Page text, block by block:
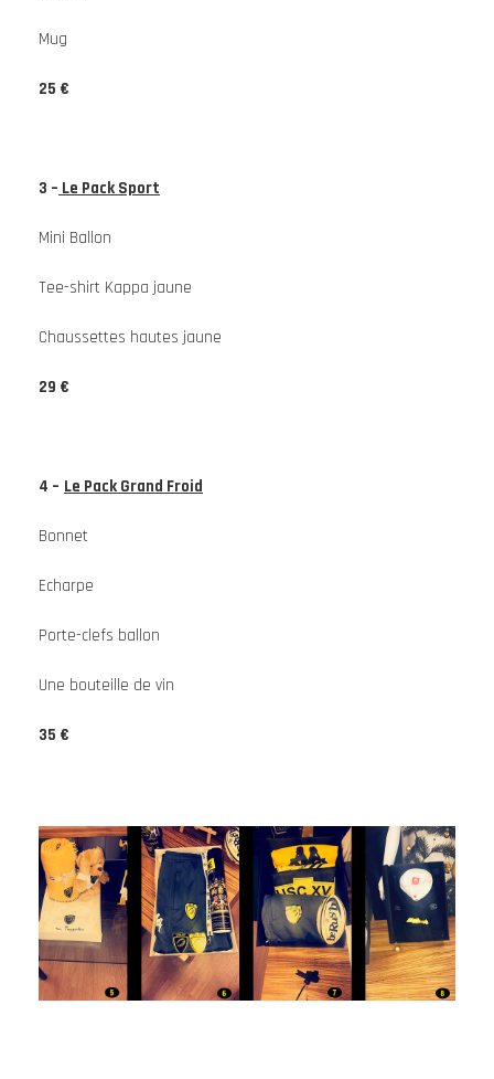
Mug
25 €
3 – Le Pack Sport
Mini Ballon
Tee-shirt Kappa jaune
Chaussettes hautes jaune
29 €
4 – Le Pack Grand Froid
Bonnet
Echarpe
Porte-clefs ballon
Une bouteille de vin
35 €